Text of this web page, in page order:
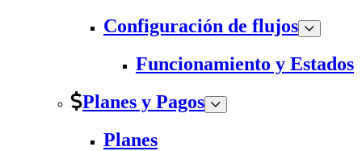
Configuración de flujos
Funcionamiento y Estados
Planes y Pagos
Planes